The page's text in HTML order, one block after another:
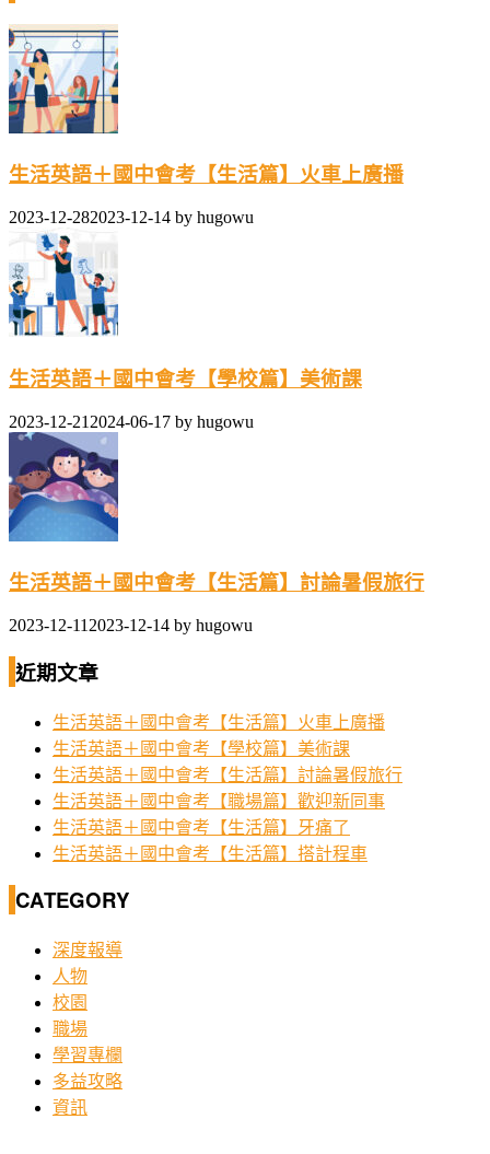
生活英語＋國中會考【生活篇】火車上廣播
2023-12-282023-12-14 by hugowu
生活英語＋國中會考【學校篇】美術課
2023-12-21 2024-06-17 by hugowu
生活英語＋國中會考【生活篇】討論暑假旅行
2023-12-11 2023-12-14 by hugowu
近期文章
生活英語＋國中會考【生活篇】火車上廣播
生活英語＋國中會考【學校篇】美術課
生活英語＋國中會考【生活篇】討論暑假旅行
生活英語＋國中會考【職場篇】歡迎新同事
生活英語＋國中會考【生活篇】牙痛了
生活英語＋國中會考【生活篇】搭計程車
CATEGORY
深度報導
人物
校園
職場
學習專欄
多益攻略
資訊